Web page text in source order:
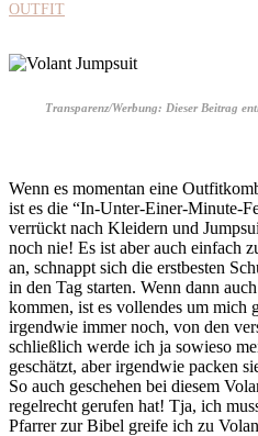
OUTFIT
Transparenz/Werbung: Dieser Beitrag
Wenn es momentan eine
ist es die “In-Unter-Einer-Minute-
verrückt nach Kleidern und
noch nie! Es ist aber auch einfach
an, schnappt sich die erstbesten
in den Tag starten. Wenn dann
kommen, ist es vollendes um mich
irgendwie immer noch, von den
schließlich werde ich ja sowieso
geschätzt, aber irgendwie packen
So auch geschehen bei diesem
regelrecht gerufen hat! Tja, ich
Pfarrer zur Bibel greife ich zu